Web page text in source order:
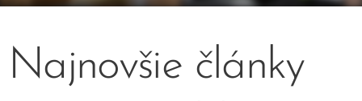
Najnovšie články